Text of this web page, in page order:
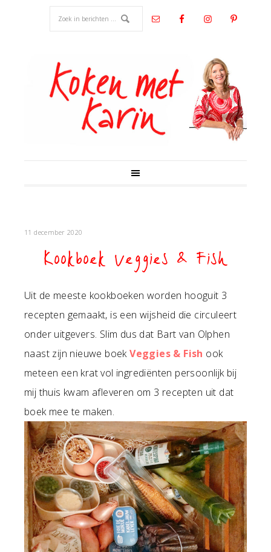
11 december 2020
Kookboek Veggies & Fish
Uit de meeste kookboeken worden hooguit 3
recepten gemaakt, is een wijsheid die circuleert
onder uitgevers. Slim dus dat Bart van Olphen
naast zijn nieuwe boekVeggies & Fish ook
meteen een krat vol ingrediënten persoonlijk bij
mij thuis kwam afleveren om 3 recepten uit dat
boek mee te maken.